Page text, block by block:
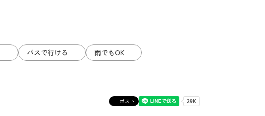
バスで行ける 雨でもOK
ポスト